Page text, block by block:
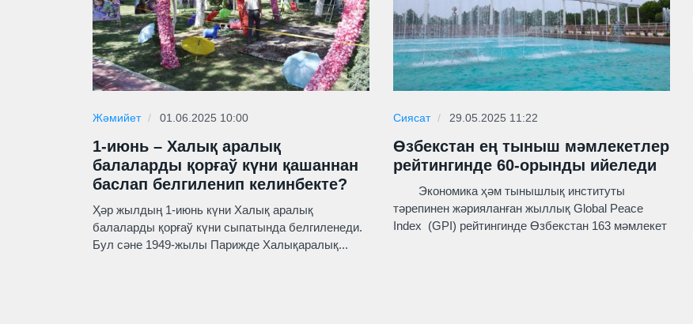
Жәмийет 01.06.2025 10:00
1-июнь – Халық аралық
балаларды қорғаў күни қашаннан
баслап белгиленип келинбекте?
Ҳәр жылдың 1-июнь күни Халық аралық
балаларды қорғаў күни сыпатында белгиленеди.
Бул сәне 1949-жылы Парижде Халықаралық...
Сиясат 29.05.2025 11:22
Өзбекстан ең тыныш мәмлекетлер
рейтингинде 60-орынды ийеледи
Экономика ҳәм тынышлық институты
тәрепинен жәрияланған жыллық Global Peace
Index (GPI) рейтингинде Өзбекстан 163 мәмлекет